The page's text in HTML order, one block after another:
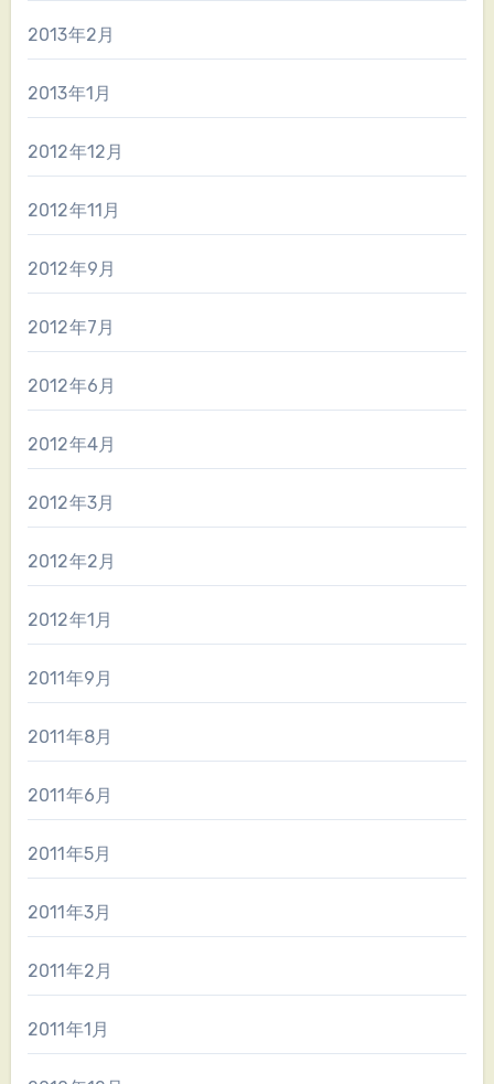
2013年2月
2013年1月
2012年12月
2012年11月
2012年9月
2012年7月
2012年6月
2012年4月
2012年3月
2012年2月
2012年1月
2011年9月
2011年8月
2011年6月
2011年5月
2011年3月
2011年2月
2011年1月